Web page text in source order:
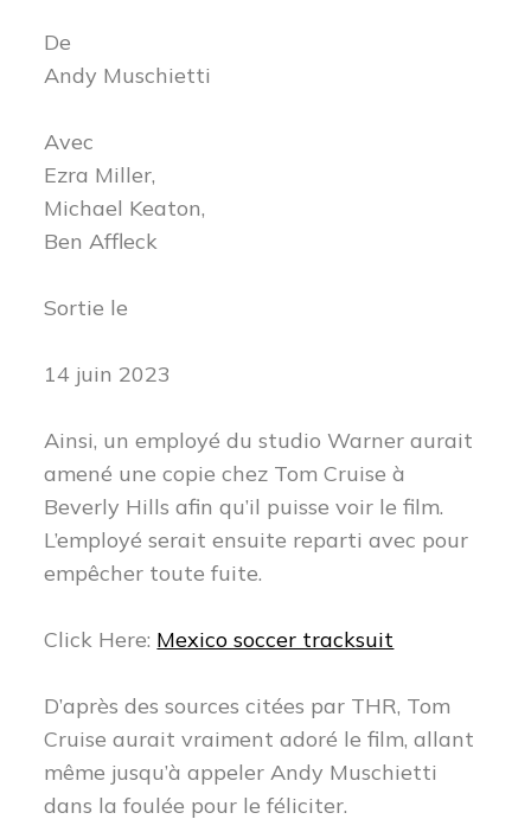
De
Andy Muschietti
Avec
Ezra Miller,
Michael Keaton,
Ben Affleck
Sortie le
14 juin 2023
Ainsi, un employé du studio Warner aurait
amené une copie chez Tom Cruise à
Beverly Hills afin qu’il puisse voir le film.
L’employé serait ensuite reparti avec pour
empêcher toute fuite.
Click Here: Mexico soccer tracksuit
D’après des sources citées par THR, Tom
Cruise aurait vraiment adoré le film, allant
même jusqu’à appeler Andy Muschietti
dans la foulée pour le féliciter.